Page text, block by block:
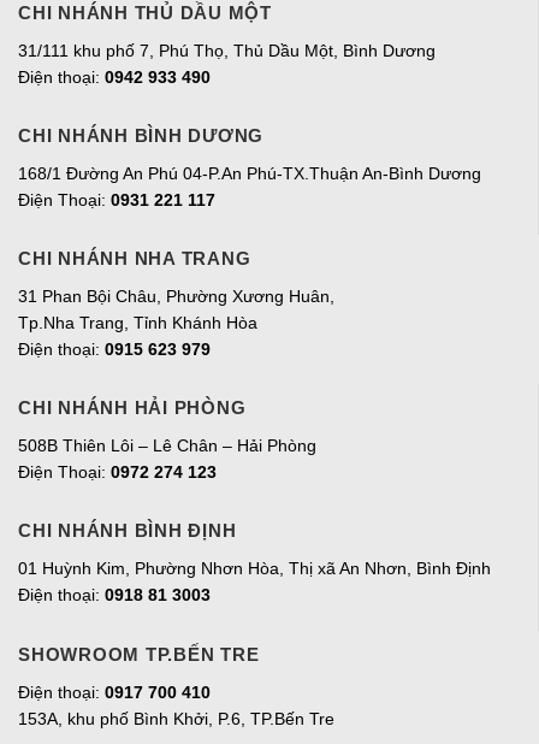
CHI NHÁNH THỦ DẦU MỘT
31/111 khu phố 7, Phú Thọ, Thủ Dầu Một, Bình Dương
Điện thoại: 0942 933 490
CHI NHÁNH BÌNH DƯƠNG
168/1 Đường An Phú 04-P.An Phú-TX.Thuận An-Bình Dương
Điện Thoại: 0931 221 117
CHI NHÁNH NHA TRANG
31 Phan Bội Châu, Phường Xương Huân,
Tp.Nha Trang, Tỉnh Khánh Hòa
Điện thoại: 0915 623 979
CHI NHÁNH HẢI PHÒNG
508B Thiên Lôi – Lê Chân – Hải Phòng
Điện Thoại: 0972 274 123
CHI NHÁNH BÌNH ĐỊNH
01 Huỳnh Kim, Phường Nhơn Hòa, Thị xã An Nhơn, Bình Định
Điện thoại: 0918 81 3003
SHOWROOM TP.BẾN TRE
Điện thoại: 0917 700 410
153A, khu phố Bình Khởi, P.6, TP.Bến Tre